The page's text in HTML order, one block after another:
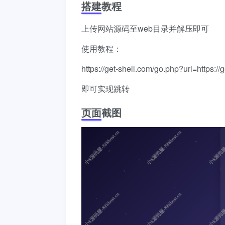
搭建教程
上传网站源码至web目录并解压即可
使用教程：
https://get-shell.com/go.php?url=https://
即可实现跳转
页面截图